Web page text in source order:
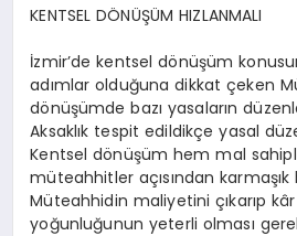
KENTSEL DÖNÜŞÜM HIZLANMALI
İzmir’de kentsel dönüşüm
adımlar olduğuna dikkat çeken
dönüşümde bazı yasaların
Aksaklık tespit edildikçe yasal
Kentsel dönüşüm hem mal
müteahhitler açısından karmaşık
Müteahhidin maliyetini çıkarıp
yoğunluğunun yeterli olması